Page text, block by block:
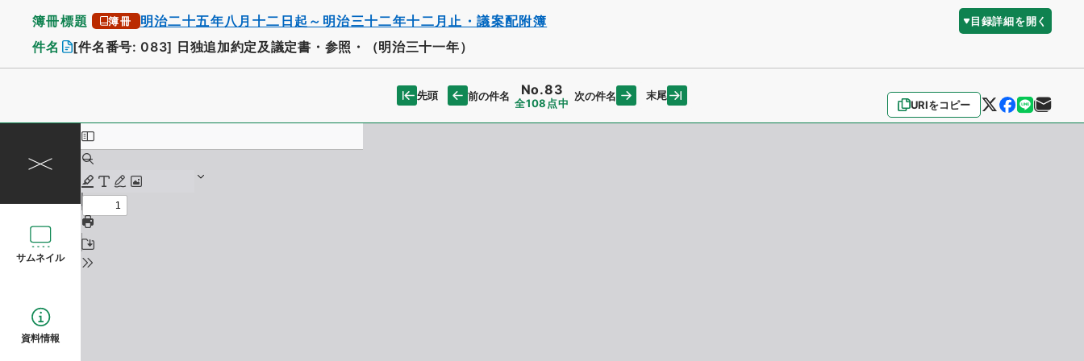
簿冊標題 簿冊 明治二十五年八月十二日起～明治三十二年十二月止・議案配附簿 目録詳細を開く
件名 [件名番号: 083] 日独追加約定及議定書・参照・（明治三十一年）
URIをコピー
先頭 前の件名 No.83
全108点中
次の件名 末尾
サムネイル
資料情報